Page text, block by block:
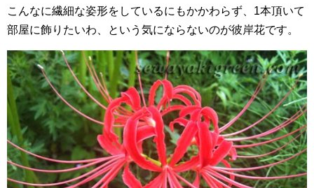
こんなに繊細な姿形をしているにもかかわらず、1本頂いて
部屋に飾りたいわ、という気にならないのが彼岸花です。